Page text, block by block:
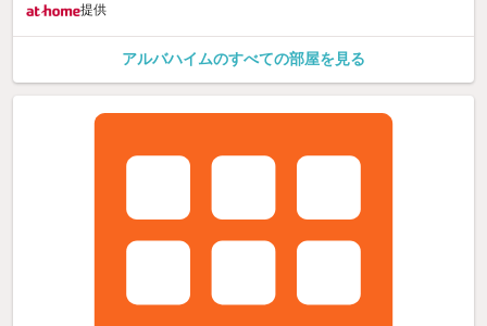
提供
アルバハイムのすべての部屋を見る